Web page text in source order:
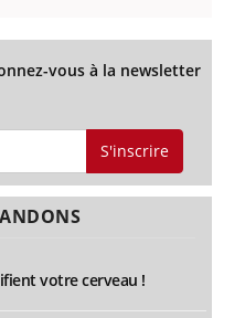
vous à la newsletter
S'inscrire
votre cerveau !